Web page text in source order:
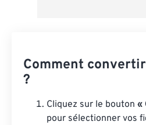
Comment convertir
?
Cliquez sur le bouton «
pour sélectionner vos